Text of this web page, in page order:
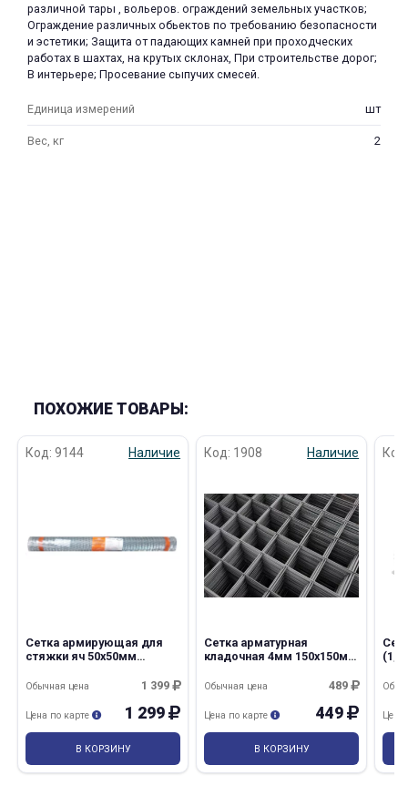
различной тары , вольеров. ограждений земельных участков;
Ограждение различных обьектов по требованию безопасности
и эстетики; Защита от падающих камней при проходческих
работах в шахтах, на крутых склонах, При строительстве дорог;
В интерьере; Просевание сыпучих смесей.
Единица измерений шт
Вес, кг 2
ПОХОЖИЕ ТОВАРЫ:
Код: 9144 Наличие
Сетка армирующая для
стяжки яч 50х50мм
0,5х15м/7,5м2 Арт 50-С1 399
Обычная цена
1 299
Цена по карте
В КОРЗИНУ
Код: 1908 Наличие
Сетка арматурная
кладочная 4мм 150х150мм
ВР-1/100 ТУ
489
Обычная цена
449
Цена по карте
В КОРЗИНУ
Цена
раз в 2 недели